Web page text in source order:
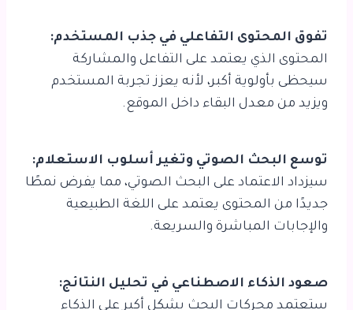
تفوق المحتوى التفاعلي في جذب المستخدم:
المحتوى الذي يعتمد على التفاعل والمشاركة
سيحظى بأولوية أكبر، لأنه يعزز تجربة المستخدم
ويزيد من معدل البقاء داخل الموقع.
توسع البحث الصوتي وتغير أسلوب الاستعلام:
سيزداد الاعتماد على البحث الصوتي، مما يفرض نمطًا
جديدًا من المحتوى يعتمد على اللغة الطبيعية
والإجابات المباشرة والسريعة.
صعود الذكاء الاصطناعي في تحليل النتائج:
ستعتمد محركات البحث بشكل أكبر على الذكاء